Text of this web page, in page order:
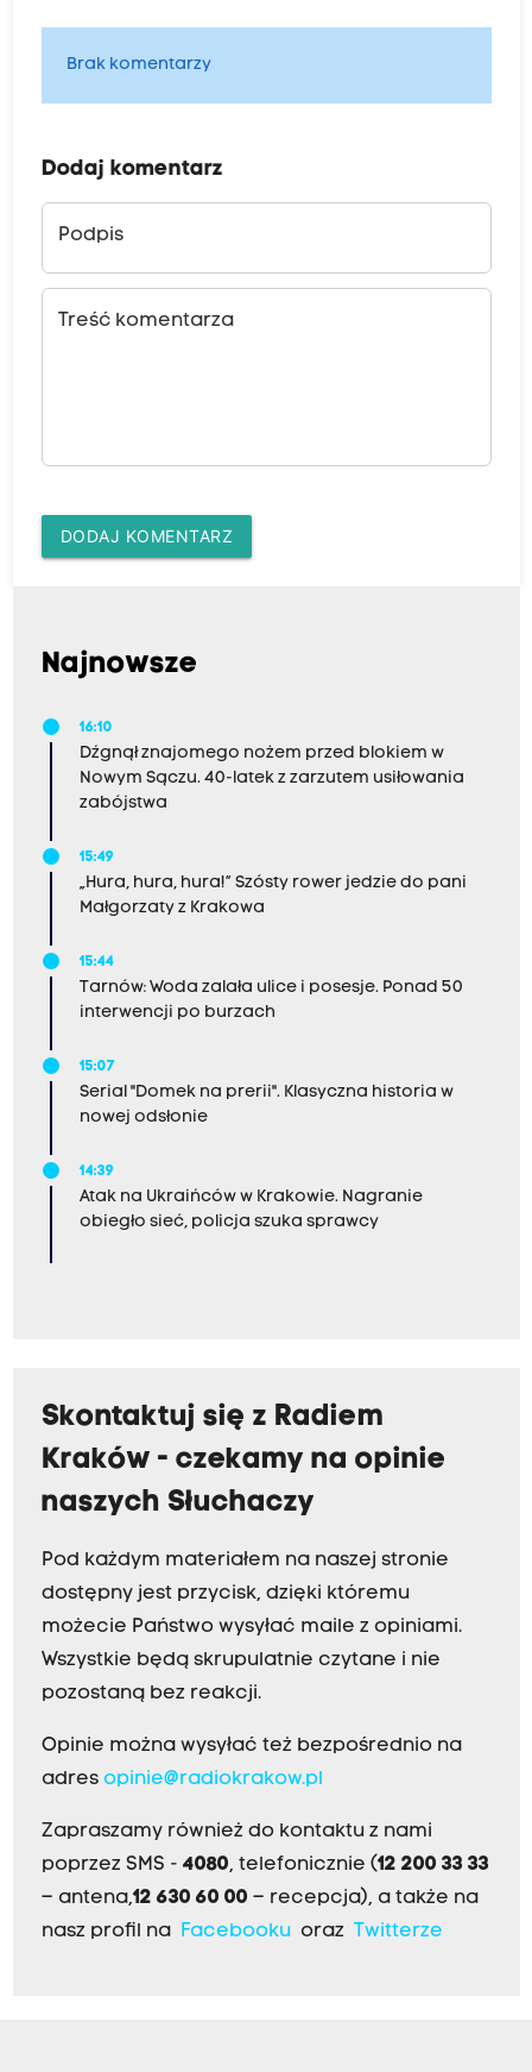
Brak komentarzy
Dodaj komentarz
Podpis
Treść komentarza
DODAJ KOMENTARZ
Najnowsze
16:10
Dźgnął znajomego nożem przed blokiem w
Nowym Sączu. 40-latek z zarzutem usiłowania
zabójstwa
15:49
„Hura, hura, hura!” Szósty rower jedzie do pani
Małgorzaty z Krakowa
15:44
Tarnów: Woda zalała ulice i posesje. Ponad 50
interwencji po burzach
15:07
Serial "Domek na prerii". Klasyczna historia w
nowej odsłonie
14:39
Atak na Ukraińców w Krakowie. Nagranie
obiegło sieć, policja szuka sprawcy
Skontaktuj się z Radiem
Kraków - czekamy na opinie
naszych Słuchaczy
Pod każdym materiałem na naszej stronie
dostępny jest przycisk, dzięki któremu
możecie Państwo wysyłać maile z opiniami.
Wszystkie będą skrupulatnie czytane i nie
pozostaną bez reakcji.
Opinie można wysyłać też bezpośrednio na
adres opinie@radiokrakow.pl
Zapraszamy również do kontaktu z nami
poprzez SMS - 4080, telefonicznie (12 200 33 33
– antena,12 630 60 00 – recepcja), a także na
nasz profil na Facebookuoraz Twitterze